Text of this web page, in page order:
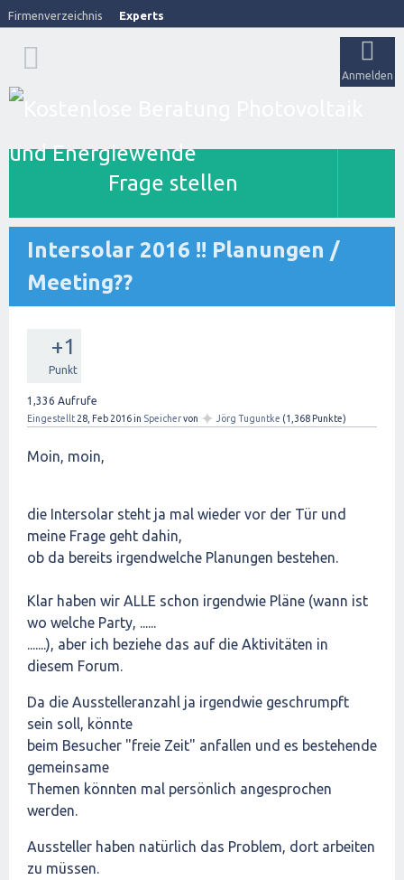
Firmenverzeichnis Experts
Anmelden
Frage stellen
Intersolar 2016 !! Planungen /
Meeting??
+1
Punkt
1,336 Aufrufe
Eingestellt 28, Feb 2016in Speichervon ✦ Jörg Tuguntke (1,368 Punkte)
Moin, moin,
die Intersolar steht ja mal wieder vor der Tür und
meine Frage geht dahin,
ob da bereits irgendwelche Planungen bestehen.
Klar haben wir ALLE schon irgendwie Pläne (wann ist
wo welche Party, ......
.......), aber ich beziehe das auf die Aktivitäten in
diesem Forum.
Da die Ausstelleranzahl ja irgendwie geschrumpft
sein soll, könnte
beim Besucher "freie Zeit" anfallen und es bestehende
gemeinsame
Themen könnten mal persönlich angesprochen
werden.
Aussteller haben natürlich das Problem, dort arbeiten
zu müssen.